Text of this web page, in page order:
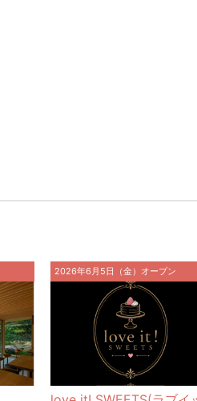
2026年6月5日（金）オープン